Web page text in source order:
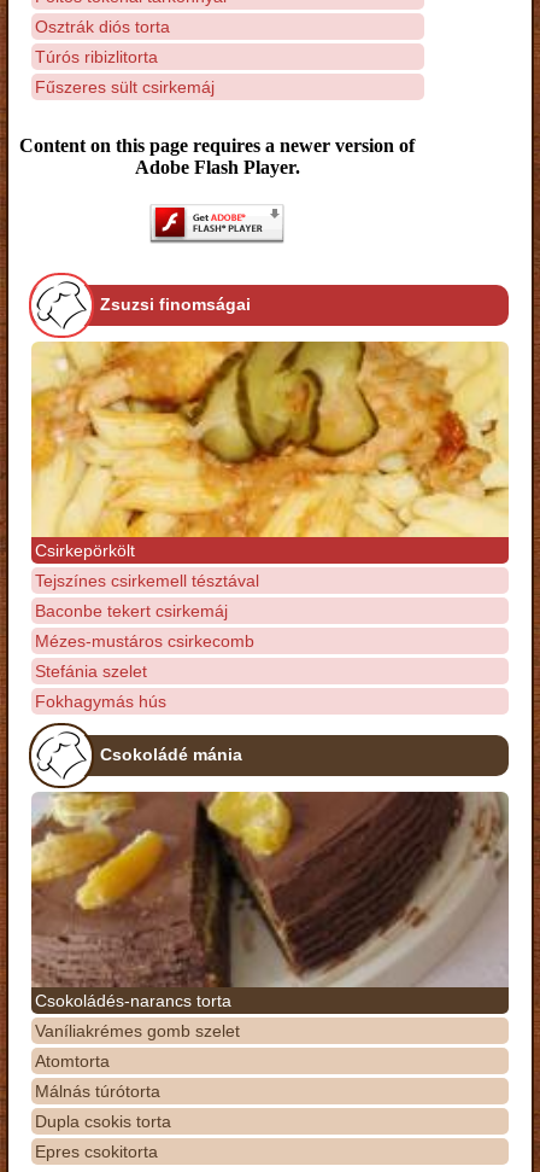
Osztrák diós torta
Túrós ribizlitorta
Fűszeres sült csirkemáj
Content on this page requires a newer version of
Adobe Flash Player.
Zsuzsi finomságai
Csirkepörkölt
Tejszínes csirkemell tésztával
Baconbe tekert csirkemáj
Mézes-mustáros csirkecomb
Stefánia szelet
Fokhagymás hús
Csokoládé mánia
Csokoládés-narancs torta
Vaníliakrémes gomb szelet
Atomtorta
Málnás túrótorta
Dupla csokis torta
Epres csokitorta